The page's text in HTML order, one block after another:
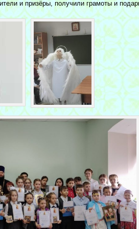
и призёры, получили грамоты и